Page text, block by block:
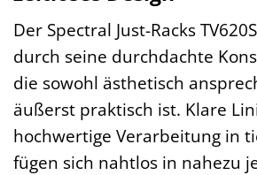
Der Spectral Just-Racks
durch seine durchdachte
die sowohl ästhetisch
äußerst praktisch ist. Klare
hochwertige Verarbeitung in
fügen sich nahtlos in nahezu